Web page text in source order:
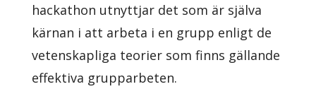
hackathon utnyttjar det som är själva
kärnan i att arbeta i en grupp enligt de
vetenskapliga teorier som finns gällande
effektiva grupparbeten.